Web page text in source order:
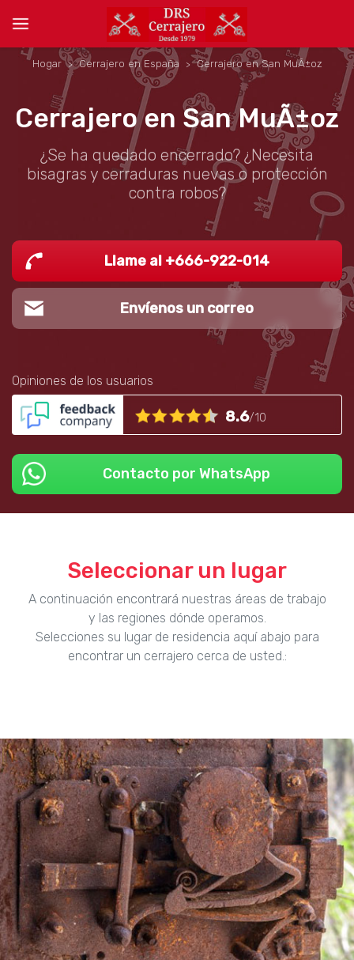
Hogar Cerrajero en España Cerrajero en San MuÃ±oz
Cerrajero en San MuÃ±oz
¿Se ha quedado encerrado? ¿Necesita
bisagras y cerraduras nuevas o protección
contra robos?
Llame al +666-922-014
Envíenos un correo
Opiniones de los usuarios
8.6/10
Contacto por WhatsApp
Seleccionar un lugar
A continuación encontrará nuestras áreas de trabajo
y las regiones dónde operamos.
Selecciones su lugar de residencia aquí abajo para
encontrar un cerrajero cerca de usted.: